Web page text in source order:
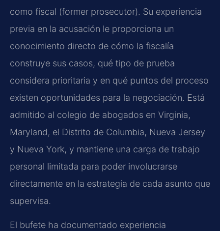
como fiscal (former prosecutor). Su experiencia
previa en la acusación le proporciona un
conocimiento directo de cómo la fiscalía
construye sus casos, qué tipo de prueba
considera prioritaria y en qué puntos del proceso
existen oportunidades para la negociación. Está
admitido al colegio de abogados en Virginia,
Maryland, el Distrito de Columbia, Nueva Jersey
y Nueva York, y mantiene una carga de trabajo
personal limitada para poder involucrarse
directamente en la estrategia de cada asunto que
supervisa.
El bufete ha documentado experiencia